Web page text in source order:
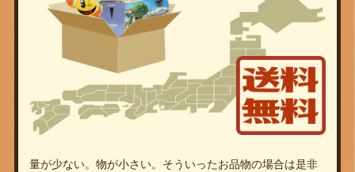
量が少ない。物が小さい。そういったお品物の場合は是非